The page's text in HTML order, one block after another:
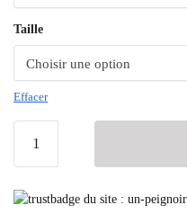
Taille
Effacer